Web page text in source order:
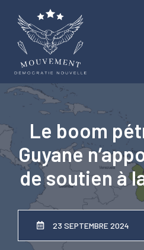
contenu
Le boom
Guyane
de soutien à
23 SEPTEMBRE 2024